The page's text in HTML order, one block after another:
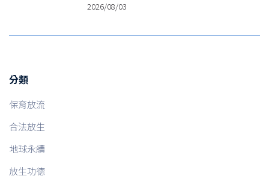
2026/08/03
分類
保育放流
合法放生
地球永續
放生功德